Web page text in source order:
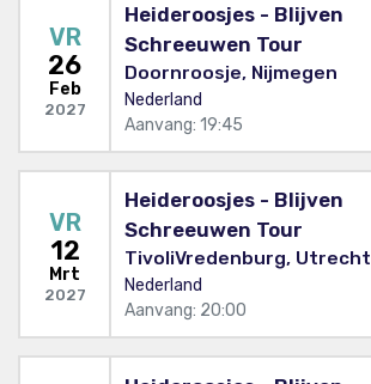
VR
26
Feb
2027
Heideroosjes - Blijven
Schreeuwen Tour
Doornroosje, Nijmegen
Nederland
Aanvang: 19:45
VR
12
Mrt
2027
Heideroosjes - Blijven
Schreeuwen Tour
TivoliVredenburg, Utrecht
Nederland
Aanvang: 20:00